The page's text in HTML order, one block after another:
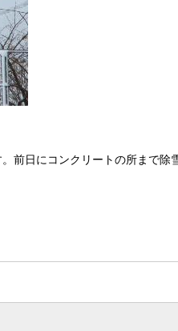
前日にコンクリートの所まで除